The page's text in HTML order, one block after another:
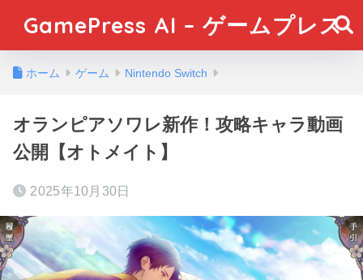
GamePress AI – ゲームプレス
ホーム ゲーム Nintendo Switch
オランピアソワレ新作！攻略キャラ動画
公開【オトメイト】
2025年10月30日